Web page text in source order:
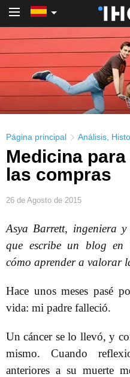
Página principal Análisis
Medicina
las compras
26 de Agosto de 2015
Asya Barrett, ingeniera
que escribe un blog en
cómo aprender a valorar
Hace unos meses pasé
vida: mi padre falleció.
Un cáncer se lo llevó, y
mismo. Cuando
anteriores a su muerte